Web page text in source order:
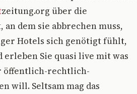
zeitung.org über die
dem sie abbrechen muss,
Hotels sich genötigt fühlt,
Sie quasi live mit was
öffentlich-rechtlich-
will. Seltsam mag das